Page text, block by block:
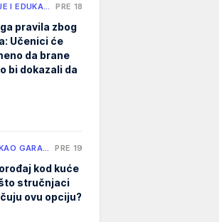
I EDUKA… PRE 18 H
pravila zbog
Učenici će
da brane
bi dokazali da
GARA… PRE 19 H
kod kuće
stručnjaci
ovu opciju?